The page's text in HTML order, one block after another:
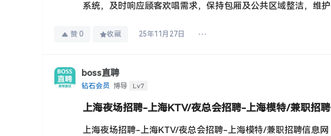
系统，及时响应顾客欢唱需求，保持包厢及公共区域整洁，维
赞 0 收藏 25年11月27日
boss直聘
钻石会员 博导 Lv7
上海夜场招聘-上海KTV/夜总会招聘-上海模特/兼职招
上海夜场招聘-上海KTV/夜总会招聘-上海模特/兼职招聘信息网